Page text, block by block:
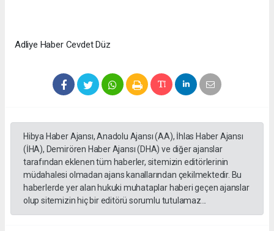
Adliye Haber Cevdet Düz
Hibya Haber Ajansı, Anadolu Ajansı (AA), İhlas Haber Ajansı
(İHA), Demirören Haber Ajansı (DHA) ve diğer ajanslar
tarafından eklenen tüm haberler, sitemizin editörlerinin
müdahalesi olmadan ajans kanallarından çekilmektedir. Bu
haberlerde yer alan hukuki muhataplar haberi geçen ajanslar
olup sitemizin hiç bir editörü sorumlu tutulamaz...